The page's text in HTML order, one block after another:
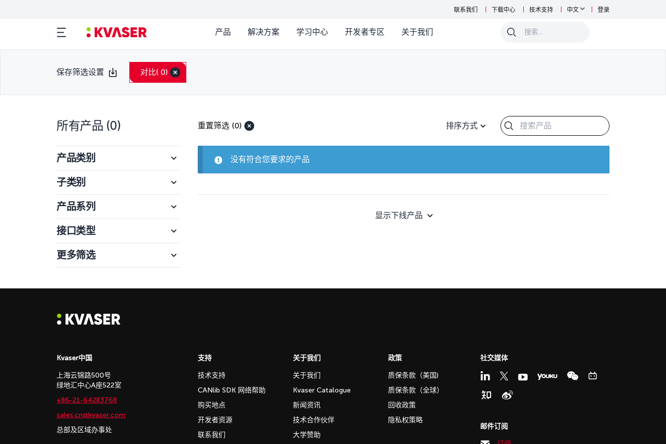
联系我们 下载中心 技术支持 中文 登录
产品 解决方案 学习中心 开发者专区 关于我们 0
保存筛选设置 对比( 0)
所有产品 (0) 重置筛选 (0) 排序方式
产品类别
子类别
产品系列
接口类型
更多筛选
没有符合您要求的产品
显示下线产品
Kvaser中国
上海云锦路500号
绿地汇中心A座522室
+86-21-64283768
sales.cn@kvaser.com
总部及区域办事处
支持
技术支持
CANlib SDK 网络帮助
购买地点
开发者资源
联系我们
关于我们
关于我们
Kvaser Catalogue
新闻资讯
技术合作伙伴
大学赞助
政策
质保条款（美国)
质保条款（全球）
回收政策
隐私权策略
社交媒体
邮件订阅